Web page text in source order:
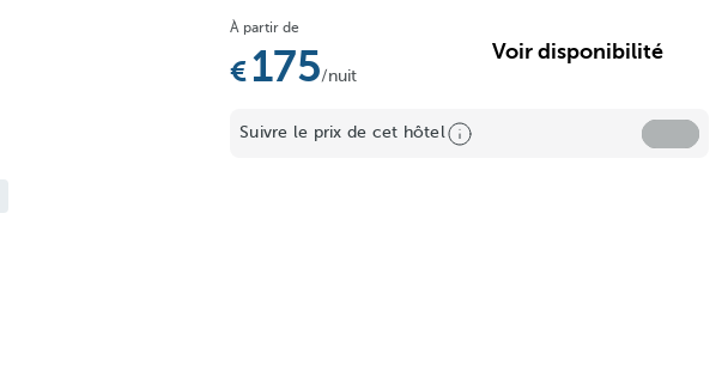
À partir de
175/nuit
Voir disponibilité
Suivre le prix de cet hôtel